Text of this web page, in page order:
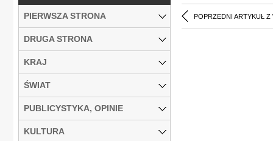
POPRZEDNI ARTYKUŁ Z
PIERWSZA STRONA
DRUGA STRONA
KRAJ
ŚWIAT
PUBLICYSTYKA, OPINIE
KULTURA